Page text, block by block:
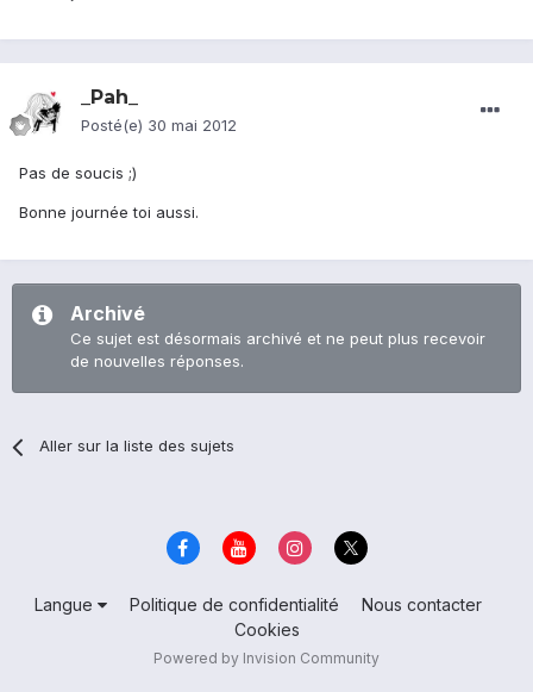
_Pah_
Posté(e) 30 mai 2012
Pas de soucis ;)
Bonne journée toi aussi.
Archivé
Ce sujet est désormais archivé et ne peut plus recevoir
de nouvelles réponses.
Aller sur la liste des sujets
Langue Politique de confidentialité
Nous contacter
Cookies
Powered by Invision Community